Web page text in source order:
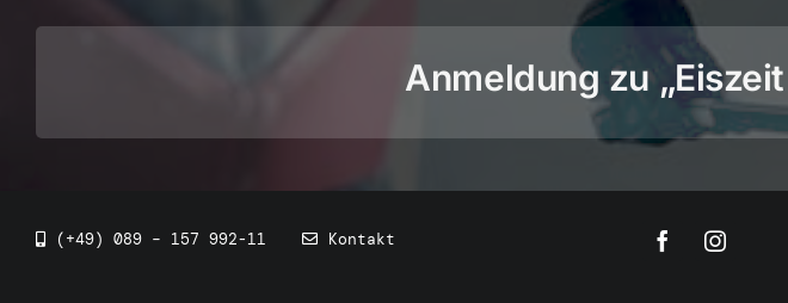
Anmeldung zu
(+49) 089 – 157 992-11 Kontakt